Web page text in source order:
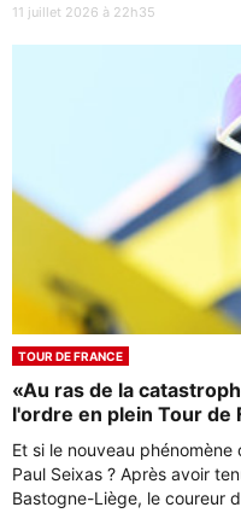
11 juillet 2026 à 22h35
TOUR DE FRANCE
«Au ras de la
l'ordre en plein Tour de
Et si le nouveau
Paul Seixas ? Après avoir
Bastogne-Liège, le coureur